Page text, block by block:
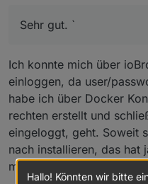
Sehr gut. `
Ich konnte mich über
einloggen, da user/
habe ich über Docker
rechten erstellt und
eingeloggt, geht. Soweit
nach installieren, das hat
mich nicht über ssh
Hallo! Könnten wir bitte